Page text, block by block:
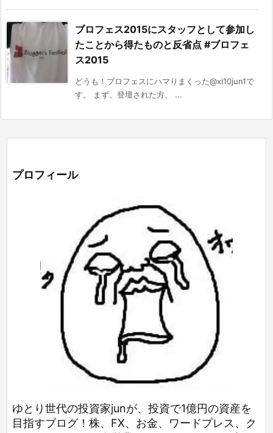
ブロフェス2015にスタッフとして参加し
たことから得たものと反省点 #ブロフェ
ス2015
どうも！ブロフェスにハマりまくった@xi10jun1で
す。 まず、登壇された方、 ...
プロフィール
ゆとり世代の投資家junが、投資で1億円の資産を
目指すブログ！株、FX、お金、ワードプレス、ク